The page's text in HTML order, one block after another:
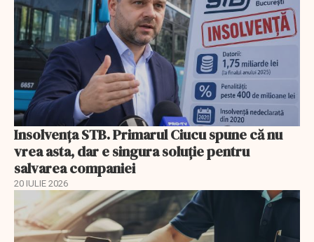
Insolvenţa STB. Primarul Ciucu spune că nu
vrea asta, dar e singura soluţie pentru
salvarea companiei
20 IULIE 2026